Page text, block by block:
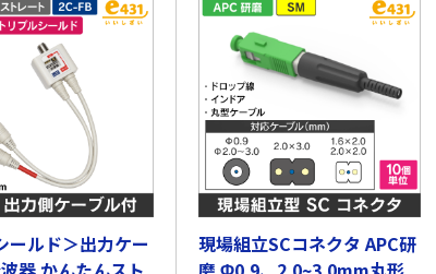
端子側 1.4dB
端子側 2.7dB以下
UHF 端子側 1.8以
端子側 2.5以下 ・包
できません。 ●本器から、また
は、本器を通過して衛星アンテナ
へ電源を供給することはできませ
ん。 ■仕様
ールド＞出力ケー
現場組立SCコネクタ APC研